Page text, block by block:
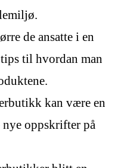
de ansatte i en
til hvordan man
kan være en
oppskrifter på